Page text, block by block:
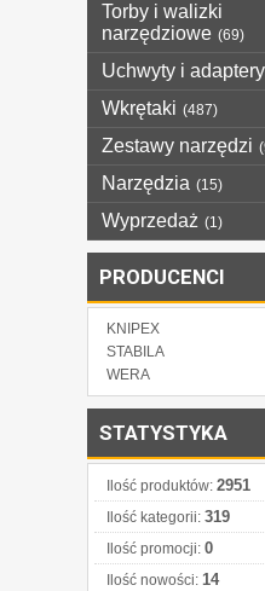
Torby i walizki
narzędziowe (69)
Uchwyty i adaptery
Wkrętaki (487)
Zestawy narzędzi
Narzędzia (15)
Wyprzedaż (1)
PRODUCENCI
KNIPEX
STABILA
WERA
STATYSTYKA
Ilość produktów: 2951
Ilość kategorii: 319
Ilość promocji: 0
Ilość nowości: 14